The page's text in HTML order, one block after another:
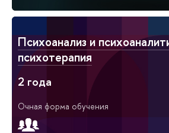
Психоанализ и
психотерапия
2 года
Очная форма обучения